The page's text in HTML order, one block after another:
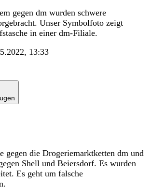
gegen dm wurden schwere
Unser Symbolfoto zeigt
in einer dm-Filiale.
13:33
gegen die Drogeriemarktketten dm und
Shell und Beiersdorf. Es wurden
Es geht um falsche